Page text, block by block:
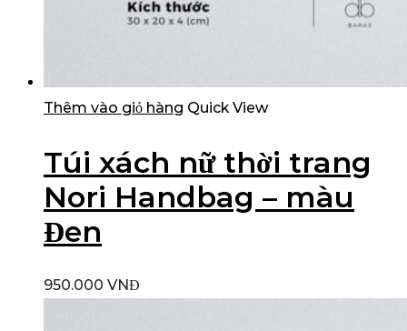
Thêm vào giỏ hàng Quick View
Túi xách nữ thời trang
Nori Handbag – màu
Đen
950.000 VNĐ